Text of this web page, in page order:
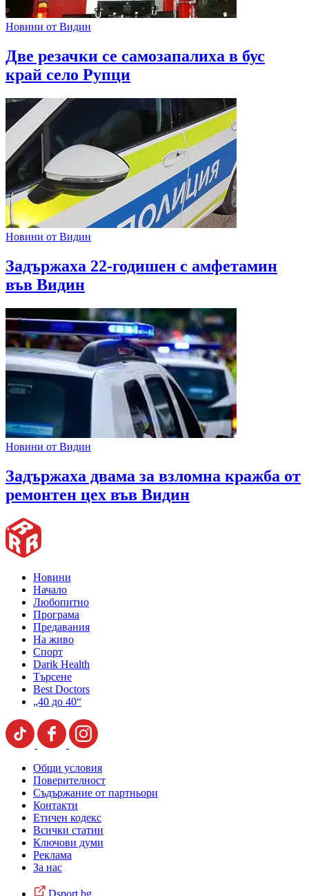
Новини от Видин
Две резачки се самозапалиха в бус
край село Рупци
Новини от Видин
Задържаха 22-годишен с амфетамин
във Видин
Новини от Видин
Задържаха двама за взломна кражба от
ремонтен цех във Видин
Новини
Начало
Любопитно
Програма
Предавания
На живо
Спорт
Darik Health
Търсене
Best Doctors
„40 до 40“
Общи условия
Поверителност
Съдържание от партньори
Контакти
Етичен кодекс
Всички статии
Ключови думи
Реклама
За нас
Dsport.bg